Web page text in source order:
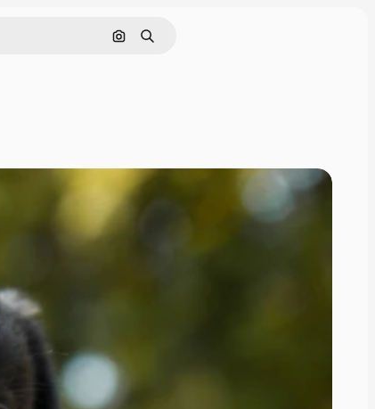
Cerca per immagine
Ricerca